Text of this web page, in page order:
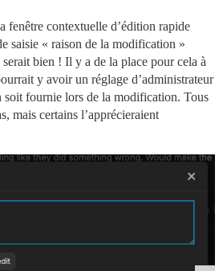
fenêtre contextuelle d’édition rapide
saisie « raison de la modification »
bien ! Il y a de la place pour cela à
y avoir un réglage d’administrateur
soit fournie lors de la modification. Tous
mais certains l’apprécieraient